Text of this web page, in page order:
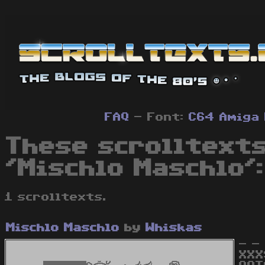
FAQ - Font: C64 Amiga
These
'Mischlo Maschlo':
1 scrolltexts.
Mischlo Maschlo by
Whiskas
- - -